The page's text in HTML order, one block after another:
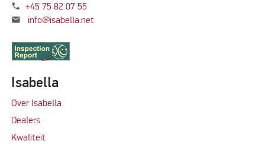
phone +45 75 82 07 55
mail info@isabella.net
Isabella
Over Isabella
Dealers
Kwaliteit